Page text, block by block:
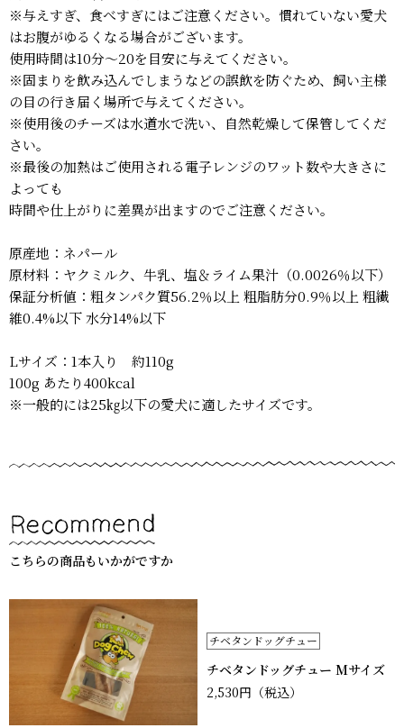
※与えすぎ、食べすぎにはご注意ください。慣れていない愛犬
はお腹がゆるくなる場合がございます。
使用時間は10分～20を目安に与えてください。
※固まりを飲み込んでしまうなどの誤飲を防ぐため、飼い主様
の目の行き届く場所で与えてください。
※使用後のチーズは水道水で洗い、自然乾燥して保管してくだ
さい。
※最後の加熱はご使用される電子レンジのワット数や大きさに
よっても
時間や仕上がりに差異が出ますのでご注意ください。
原産地：ネパール
原材料：ヤクミルク、牛乳、塩＆ライム果汁（0.0026％以下）
保証分析値：粗タンパク質56.2％以上 粗脂肪分0.9％以上 粗繊
維0.4%以下 水分14%以下
Lサイズ：1本入り 約110g
100g あたり400kcal
※一般的には25㎏以下の愛犬に適したサイズです。
こちらの商品もいかがですか
チベタンドッグチュー
チベタンドッグチュー Mサイズ
2,530円 （税込）